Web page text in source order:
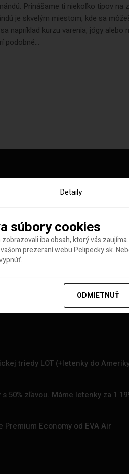
Prinášame ti niekoľko tipov na
je skvelým miestom, kde sa
napríklad kurzu varenia, jógy alebo
podobné...
triedy LOT (+letenky do
zľavou. Máme letenky za 1
Economy od EVA Air
Detaily
súbory cookies
iba obsah, ktorý vás
prezeraní webu Pelipecky.sk.
ODMIETNUŤ